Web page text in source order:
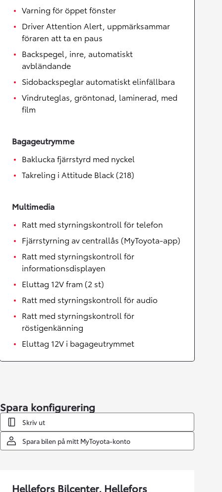
Varning för öppet fönster
Driver Attention Alert, uppmärksammar
föraren att ta en paus
Backspegel, inre, automatiskt
avbländande
Sidobackspeglar automatiskt elinfällbara
Vindruteglas, gröntonad, laminerad, med
film
Bagageutrymme
Baklucka fjärrstyrd med nyckel
Takreling i Attitude Black (218)
Multimedia
Ratt med styrningskontroll för telefon
Fjärrstyrning av centrallås (MyToyota-app)
Ratt med styrningskontroll för
informationsdisplayen
Eluttag 12V fram (2 st)
Ratt med styrningskontroll för audio
Ratt med styrningskontroll för
röstigenkänning
Eluttag 12V i bagageutrymmet
Spara konfigurering
Skriv ut
Spara bilen på mitt MyToyota-konto
Hellefors Bilcenter, Hellefors